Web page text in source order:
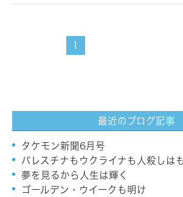
1
最近のブログ記事
タケモン新聞6月号
パレスチナもウクライナも人殺しは
夢を見るから人生は輝く
ゴールデン・ウイークも明け